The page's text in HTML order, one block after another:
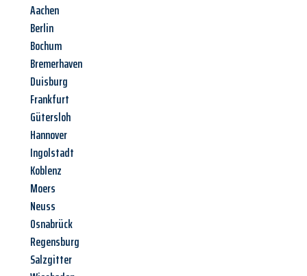
Aachen
Berlin
Bochum
Bremerhaven
Duisburg
Frankfurt
Gütersloh
Hannover
Ingolstadt
Koblenz
Moers
Neuss
Osnabrück
Regensburg
Salzgitter